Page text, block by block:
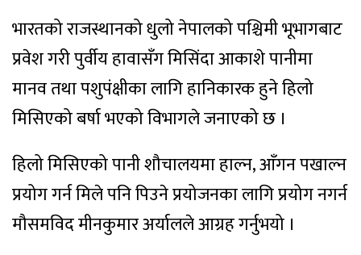
भारतको राजस्थानको धुलो नेपालको पश्चिमी भूभागबाट
प्रवेश गरी पुर्वीय हावासँग मिसिंदा आकाशे पानीमा
मानव तथा पशुपंक्षीका लागि हानिकारक हुने हिलो
मिसिएको बर्षा भएको विभागले जनाएको छ ।
हिलो मिसिएको पानी शौचालयमा हाल्न, आँगन पखाल्न
प्रयोग गर्न मिले पनि पिउने प्रयोजनका लागि प्रयोग नगर्न
मौसमविद मीनकुमार अर्यालले आग्रह गर्नुभयो ।